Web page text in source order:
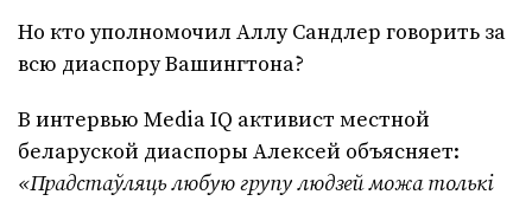
Но кто уполномочил Аллу Сандлер говорить за
всю диаспору Вашингтона?
В интервью Media IQ активист местной
беларуской диаспоры Алексей объясняет:
«Прадстаўляць любую групу людзей можа толькі